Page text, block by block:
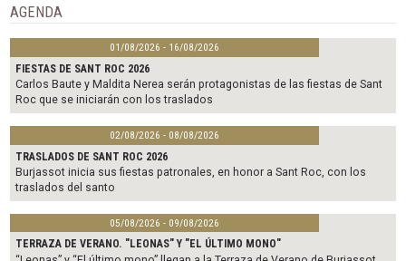
AGENDA
01/08/2026 - 16/08/2026
FIESTAS DE SANT ROC 2026
Carlos Baute y Maldita Nerea serán protagonistas de las fiestas de Sant
Roc que se iniciarán con los traslados
02/08/2026 - 08/08/2026
TRASLADOS DE SANT ROC 2026
Burjassot inicia sus fiestas patronales, en honor a Sant Roc, con los
traslados del santo
05/08/2026 - 09/08/2026
TERRAZA DE VERANO. "LEONAS" Y "EL ÚLTIMO MONO"